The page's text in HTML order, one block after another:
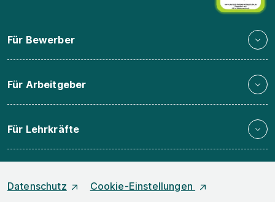
Für Bewerber
Für Arbeitgeber
Für Lehrkräfte
Datenschutz
Cookie-Einstellungen